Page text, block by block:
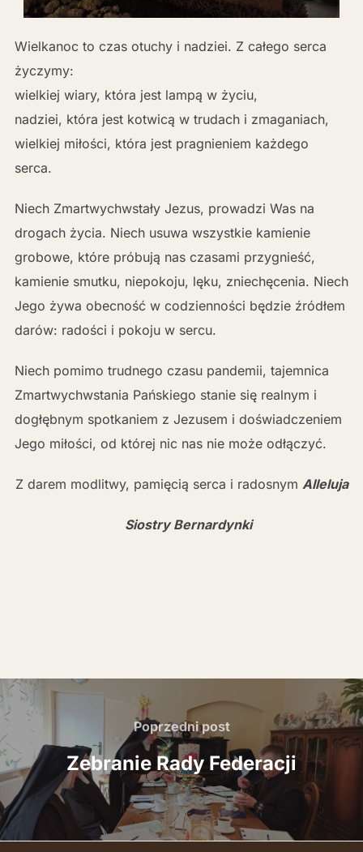
Wielkanoc to czas otuchy i nadziei. Z całego serca
życzymy:
wielkiej wiary, która jest lampą w życiu,
nadziei, która jest kotwicą w trudach i zmaganiach,
wielkiej miłości, która jest pragnieniem każdego
serca.
Niech Zmartwychwstały Jezus, prowadzi Was na
drogach życia. Niech usuwa wszystkie kamienie
grobowe, które próbują nas czasami przygnieść,
kamienie smutku, niepokoju, lęku, zniechęcenia. Niech
Jego żywa obecność w codzienności będzie źródłem
darów: radości i pokoju w sercu.
Niech pomimo trudnego czasu pandemii, tajemnica
Zmartwychwstania Pańskiego stanie się realnym i
dogłębnym spotkaniem z Jezusem i doświadczeniem
Jego miłości, od której nic nas nie może odłączyć.
Z darem modlitwy, pamięcią serca i radosnym Alleluja
Siostry Bernardynki
Nawigacja
wpisu
Poprzedni
post
Poprzedni post
Zebranie Rady Federacji